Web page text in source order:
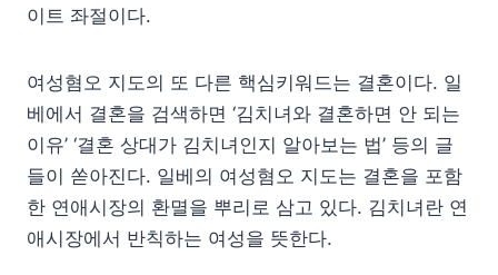
이트 좌절이다.
여성혐오 지도의 또 다른 핵심키워드는 결혼이다. 일
베에서 결혼을 검색하면 ‘김치녀와 결혼하면 안 되는
이유’ ‘결혼 상대가 김치녀인지 알아보는 법’ 등의 글
들이 쏟아진다. 일베의 여성혐오 지도는 결혼을 포함
한 연애시장의 환멸을 뿌리로 삼고 있다. 김치녀란 연
애시장에서 반칙하는 여성을 뜻한다.